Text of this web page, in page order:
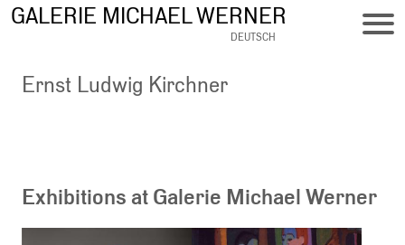
Skip
content
GALERIE MICHAEL WERNER
DEUTSCH
Ernst Ludwig Kirchner
Exhibitions at Galerie Michael Werner